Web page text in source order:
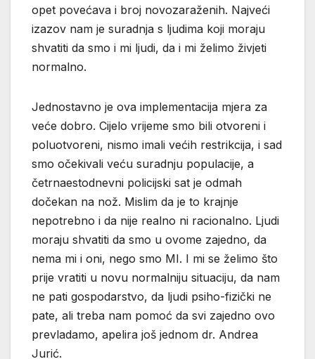
opet povećava i broj novozaraženih. Najveći
izazov nam je suradnja s ljudima koji moraju
shvatiti da smo i mi ljudi, da i mi želimo živjeti
normalno.
Jednostavno je ova implementacija mjera za
veće dobro. Cijelo vrijeme smo bili otvoreni i
poluotvoreni, nismo imali većih restrikcija, i sad
smo očekivali veću suradnju populacije, a
četrnaestodnevni policijski sat je odmah
dočekan na nož. Mislim da je to krajnje
nepotrebno i da nije realno ni racionalno. Ljudi
moraju shvatiti da smo u ovome zajedno, da
nema mi i oni, nego smo MI. I mi se želimo što
prije vratiti u novu normalniju situaciju, da nam
ne pati gospodarstvo, da ljudi psiho-fizički ne
pate, ali treba nam pomoć da svi zajedno ovo
prevladamo, apelira još jednom dr. Andrea
Jurić.